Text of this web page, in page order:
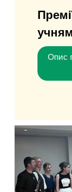
Опис